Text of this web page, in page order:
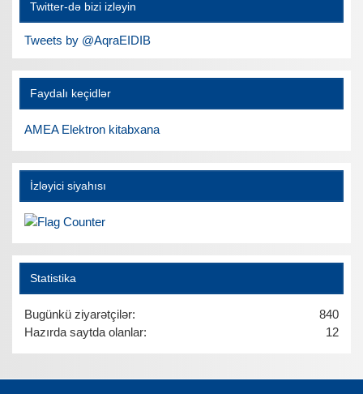
Twitter-də bizi izləyin
Tweets by @AqraEIDIB
Faydalı keçidlər
AMEA Elektron kitabxana
İzləyici siyahısı
Statistika
840
Bugünkü ziyarətçilər:
12
Hazırda saytda olanlar: